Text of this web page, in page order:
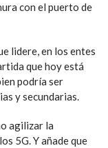
con el puerto de
lidere, en los entes
que hoy está
podría ser
y secundarias.
agilizar la
5G. Y añade que